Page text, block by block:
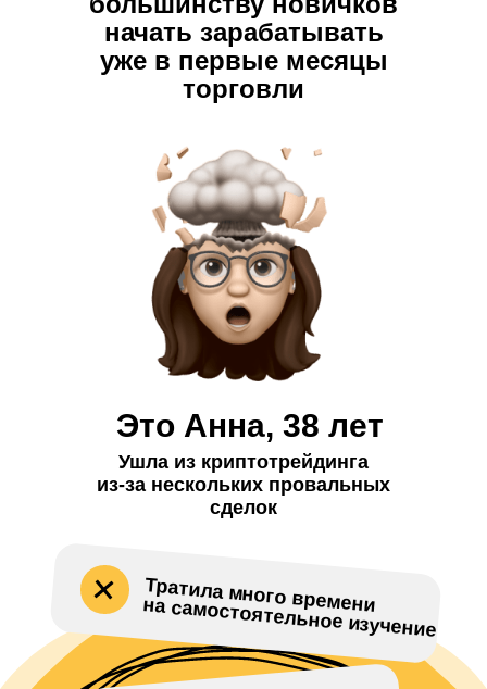
Это Анна, 38 лет
Ушла из криптотрейдинга
из-за нескольких провальных
сделок
начать зарабатывать
уже в первые месяцы
торговли
Тратила много времени
на самостоятельное изучение